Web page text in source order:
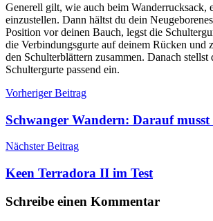
Generell gilt, wie auch beim Wanderrucksack,
einzustellen. Dann hältst du dein
Position vor deinen Bauch, legst die
die Verbindungsgurte auf deinem Rücken und
den Schulterblättern zusammen. Danach stellst
Schultergurte passend ein.
Outdoor-
Outdoor-
Ausrüstung
Testberichte
Beitragsnavigation
Vorheriger Beitrag
Schwanger Wandern: Darauf musst
Nächster Beitrag
Keen Terradora II im Test
Schreibe einen Kommentar